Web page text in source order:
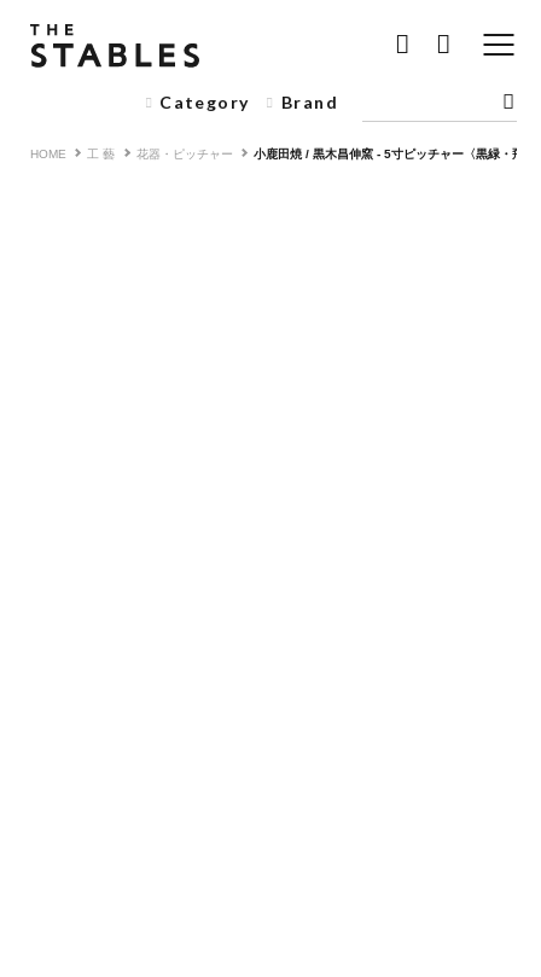
Category Brand
HOME 工 藝 花器・ピッチャー 小鹿田焼 / 黒木昌伸窯 - 5寸ピッチャー〈黒緑・飛鉋